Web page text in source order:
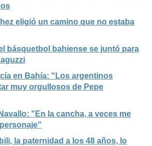
eligió un camino que no estaba
básquetbol bahiense se juntó para
en Bahía: "Los argentinos
muy orgullosos de Pepe
"En la cancha, a veces me
la paternidad a los 48 años, lo